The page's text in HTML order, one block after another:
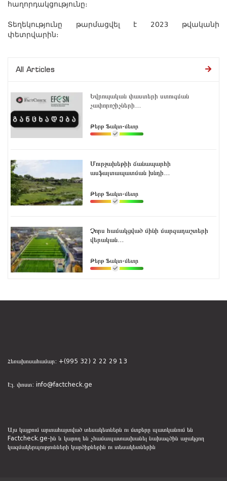
հաղորդակցությունը։
Տեղեկությունը թարմացվել է 2023 թվականի
փետրվարին։
All Articles
Եվրոպական փաստերի ստուգման
չափորոշիչների...
Թերթ Ֆակտ-մետր
Մուրջախեթիի ճանապարհի
ասֆալտապատման խնդի...
Թերթ Ֆակտ-մետր
Չորս համակցված մինի մարզադաշտերի
վերական...
Թերթ Ֆակտ-մետր
Հեռախոսահամար: +(995 32) 2 22 29 13
Էլ. փոստ: info@factcheck.ge
Այս կայքում արտահայտված տեսակետներն ու մտքերը պատկանում են
Factcheck.ge-ին և կարող են չհամապատասխանել նախագծին աջակցող
կազմակերպությունների կարծիքներին ու տեսակետներին